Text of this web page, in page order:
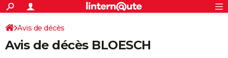
ACTUALITÉS
Politique
Société
Faits Divers
Education
Monde
Villes
+
SPORT
Coupe du monde 2026
Football
Tennis
Cyclisme
Rugby
Forum
Avis de décès
Avis de décès BLOESCH